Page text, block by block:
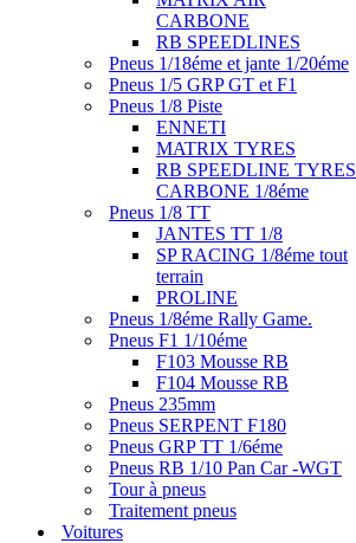
CARBONE
RB SPEEDLINES
Pneus 1/18éme et jante 1/20éme
Pneus 1/5 GRP GT et F1
Pneus 1/8 Piste
ENNETI
MATRIX TYRES
RB SPEEDLINE TYRES
CARBONE 1/8éme
Pneus 1/8 TT
JANTES TT 1/8
SP RACING 1/8éme tout
terrain
PROLINE
Pneus 1/8éme Rally Game.
Pneus F1 1/10éme
F103 Mousse RB
F104 Mousse RB
Pneus 235mm
Pneus SERPENT F180
Pneus GRP TT 1/6éme
Pneus RB 1/10 Pan Car -WGT
Tour à pneus
Traitement pneus
Voitures